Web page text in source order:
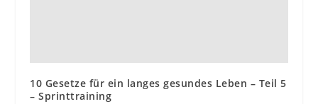
10 Gesetze für ein langes gesundes Leben – Teil 5
– Sprinttraining